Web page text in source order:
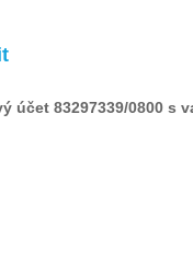
účet 83297339/0800 s